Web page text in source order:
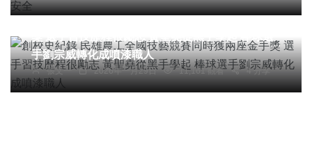
創校史紀錄 民雄農工全國技藝競賽同時獲兩座金手
手劉宗威轉化成噴漆職人
張文一 2026年一月29日 11,161 觀看 4 分享